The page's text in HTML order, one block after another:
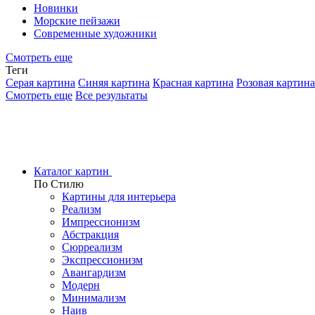
Новинки
Морские пейзажи
Современные художники
Смотреть еще
Теги
Серая картина Синяя картина Красная картина Розовая картина
Смотреть еще Все результаты
Каталог картин
По Стилю
Картины для интерьера
Реализм
Импрессионизм
Абстракция
Сюрреализм
Экспрессионизм
Авангардизм
Модерн
Минимализм
Наив